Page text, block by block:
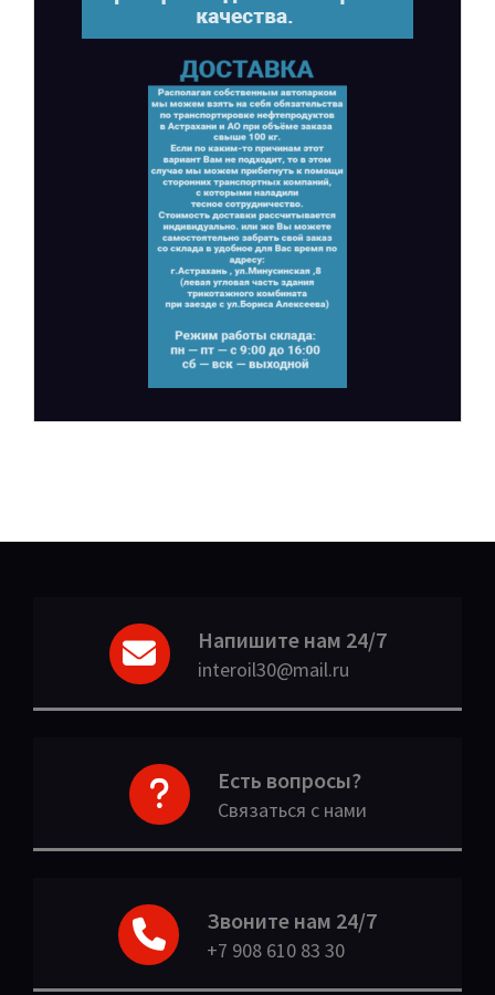
Напишите нам 24/7
interoil30@mail.ru
Есть вопросы?
Связаться с нами
Звоните нам 24/7
+7 908 610 83 30